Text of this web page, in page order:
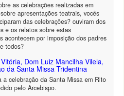
as celebrações realizadas em
apresentações teatrais, vocês
das celebrações? ouviram dos
e os relatos sobre estas
acontecem por imposição dos padres
todos?
Dom Luiz Mancilha Vilela,
da Santa Missa Tridentina
a celebração da Santa Missa em Rito
pelo Arcebispo.